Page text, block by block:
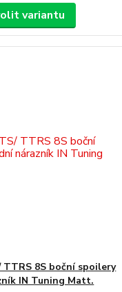
variantu
8S boční spoilery
IN Tuning Matt.